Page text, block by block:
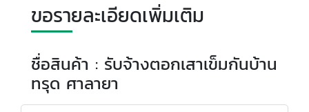
ขอรายละเอียดเพิ่มเติม
ชื่อสินค้า : รับจ้างตอกเสาเข็มกันบ้าน
ทรุด ศาลายา